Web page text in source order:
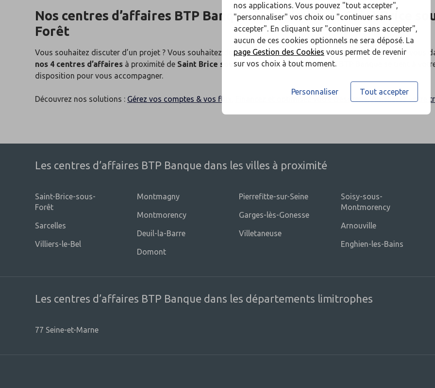
4
30 rue Combe
Maison du Bâtiment
95000 Cergy
Ouvert aujourd'hui
Nos centres d’affaires BTP Banqueà proximité deSaint Brice
Forêt
Vous souhaitez discuter d’un projet ? Vous souhaitez des précisions sur nos produits et services ? Rendez-vous
nos 4 centres d’affaires à proximité de Saint Brice sous Forêt . Un chargé d’affaires BTP Banque se tient à
disposition pour vous accompagner.
Découvrez nos solutions : Gérez vos comptes & vos flux Financez et optimisez votre trésorerie Améliorez votre
Les centres d’affaires BTP Banque dans les villes à proximité
Saint-Brice-sous-
Forêt
Sarcelles
Villiers-le-Bel
Montmagny
Montmorency
Deuil-la-Barre
Domont
Pierrefitte-sur-Seine
Garges-lès-Gonesse
Villetaneuse
Soisy-sous-
Montmorency
Arnouville
Enghien-les-Bains
Les centres d’affaires BTP Banque dans les départements limitrophes
77 Seine-et-Marne
nos applications. Vous pouvez "tout accepter",
"personnaliser" vos choix ou "continuer sans
accepter". En cliquant sur "continuer sans accepter",
aucun de ces cookies optionnels ne sera déposé. La
page Gestion des Cookies vous permet de revenir
sur vos choix à tout moment.
Personnaliser Tout accepter